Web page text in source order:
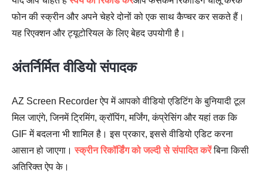
फोन की स्क्रीन और अपने चेहरे दोनों को एक साथ कैप्चर कर सकते हैं।
यह रिएक्शन और ट्यूटोरियल के लिए बेहद उपयोगी है।
अंतर्निर्मित वीडियो संपादक
AZ Screen Recorder ऐप में आपको वीडियो एडिटिंग के बुनियादी टूल
मिल जाएंगे, जिनमें ट्रिमिंग, क्रॉपिंग, मर्जिंग, कंप्रेसिंग और यहां तक कि
GIF में बदलना भी शामिल है। इस प्रकार, इससे वीडियो एडिट करना
आसान हो जाएगा।स्क्रीन रिकॉर्डिंग को जल्दी से संपादित करेंबिना किसी
अतिरिक्त ऐप के।